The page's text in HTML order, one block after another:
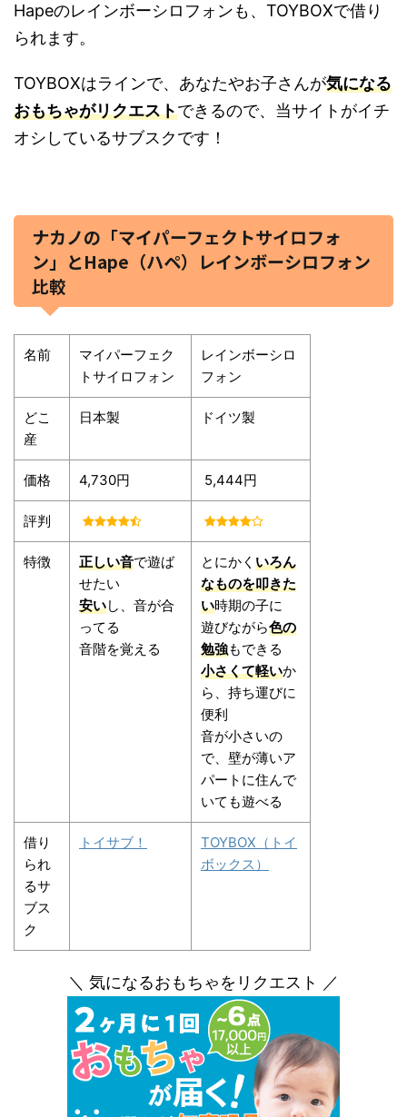
Hapeのレインボーシロフォンも、TOYBOXで借り
られます。
TOYBOXはラインで、あなたやお子さんが気になる
おもちゃがリクエストできるので、当サイトがイチ
オシしているサブスクです！
ナカノの「マイパーフェクトサイロフォ
ン」とHape（ハペ）レインボーシロフォン
比較
名前
マイパーフェク
トサイロフォン
レインボーシロ
フォン
どこ
産
日本製 ドイツ製
価格 4,730円 5,444円
評判
特徴 正しい音で遊ば
せたい
安いし、音が合
ってる
音階を覚える
とにかく いろん
なものを叩きた
い時期の子に
遊びながら色の
勉強もできる
小さくて軽いか
ら、持ち運びに
便利
音が小さいの
で、壁が薄いア
パートに住んで
いても遊べる
借り
られ
るサ
ブス
ク
トイサブ！
TOYBOX（トイ
ボックス）
＼ 気になるおもちゃをリクエスト ／